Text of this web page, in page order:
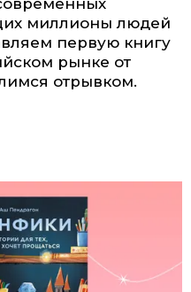
миллионы людей
первую книгу
рынке от
отрывком.